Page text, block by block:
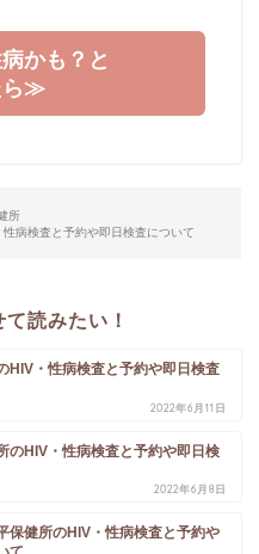
かも？と
ら≫
所
病検査と予約や即日検査について
読みたい！
HIV・性病検査と予約や即日検査
2022年6月11日
のHIV・性病検査と予約や即日検
2022年6月8日
保健所のHIV・性病検査と予約や